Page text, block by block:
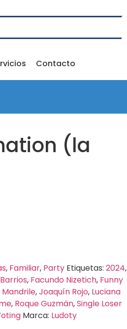
Contacto
(la
, Familiar, Party Etiquetas: 2024,
, Facundo Nizetich, Funny
Mandrile,Joaquín Rojo, Luciana
, Roque Guzmán,Single Loser
Marca: Ludoty